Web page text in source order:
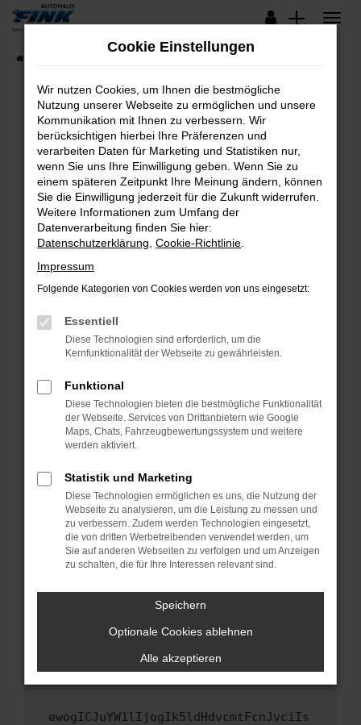
Zum
springen
Lagerfahrzeuge
Fehler: Network Error
Beim Laden ist ein Fehler aufgetreten.
Hier sind ein paar Tipps, die dir helfen können:
Überprüfe deine Firewall und deine
Internetverbindung.
Laden andere Webseiten, zum Beispiel deine
Suchmaschine?
Prüfe deine Browsererweiterungen.
können das Laden bestimmter Seiten
verhindern. Funktioniert die Seite in einem
anderen Browser oder in einem privaten
Starte dein Gerät neu.
Das kann manchmal helfen, vorübergehende
Probleme zu beheben.
Betriebssystem auf dem neuesten Stand
sind.
Veraltete Software birgt nicht nur ein
Sicherheitsrisiko, sondern kann auch dazu
führen, dass bestimmte Funktionen nicht mehr
unterstützt werden.
Wende dich an den Webseitenbetreiber.
Wenn du alle oben genannten Schritte versucht
hast, kontaktiere uns bitte. Wir werden
versuchen, das Problem zu beheben. Du kannst
uns diesen Text schicken, um uns bei der
ewogICJuYW1lIjogIk5ldHdvcmtFcnJvciIs
Cookie Einstellungen
Wir nutzen Cookies, um Ihnen die bestmögliche
Nutzung unserer Webseite zu ermöglichen und unsere
Kommunikation mit Ihnen zu verbessern. Wir
berücksichtigen hierbei Ihre Präferenzen und
verarbeiten Daten für Marketing und Statistiken nur,
wenn Sie uns Ihre Einwilligung geben. Wenn Sie zu
einem späteren Zeitpunkt Ihre Meinung ändern, können
Sie die Einwilligung jederzeit für die Zukunft widerrufen.
Weitere Informationen zum Umfang der
Datenverarbeitung finden Sie hier:
Datenschutzerklärung Cookie-Richtlinie
Impressum
Folgende Kategorien von Cookies werden von uns eingesetzt:
Essentiell
Diese Technologien sind erforderlich, um die
Kernfunktionalität der Webseite zu gewährleisten.
Funktional
Diese Technologien bieten die bestmögliche Funktionalität
der Webseite. Services von Drittanbietern wie Google
Maps, Chats, Fahrzeugbewertungssystem und weitere
werden aktiviert.
Statistik und Marketing
Diese Technologien ermöglichen es uns, die Nutzung der
Webseite zu analysieren, um die Leistung zu messen und
zu verbessern. Zudem werden Technologien eingesetzt,
die von dritten Werbetreibenden verwendet werden, um
Sie auf anderen Webseiten zu verfolgen und um Anzeigen
zu schalten, die für Ihre Interessen relevant sind.
Speichern
Optionale Cookies ablehnen
Alle akzeptieren